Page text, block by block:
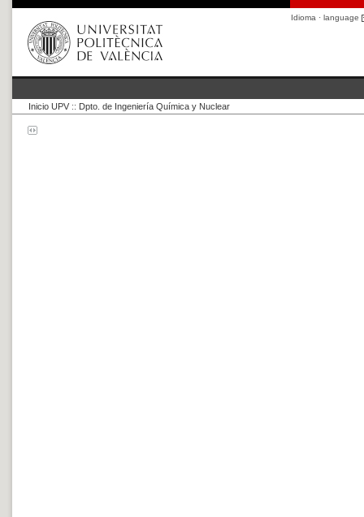
Idioma · language
Inicio UPV :: Dpto. de Ingeniería Química y Nuclear